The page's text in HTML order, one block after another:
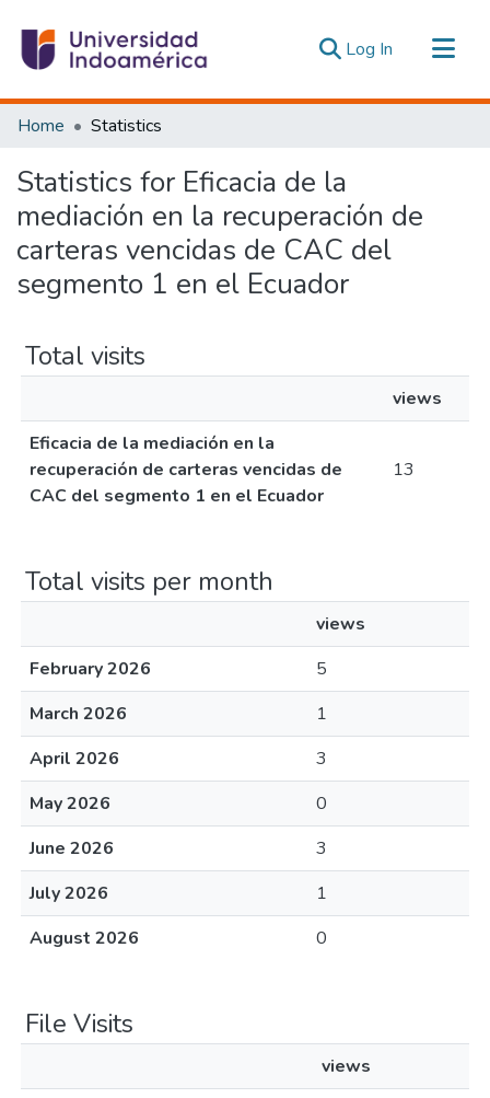
Log In (current)
Communities & Collections
Estadísticas Externas
Home Statistics
Statistics for Eficacia de la
mediación en la recuperación de
carteras vencidas de CAC del
segmento 1 en el Ecuador
Total visits
views
Eficacia de la mediación en la
recuperación de carteras vencidas de
CAC del segmento 1 en el Ecuador
13
Total visits per month
views
February 2026
5
March 2026
1
April 2026
3
May 2026
0
June 2026
3
July 2026
1
August 2026
0
File Visits
views